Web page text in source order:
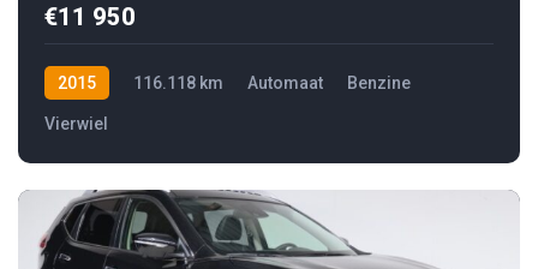
€11 950
2015 116.118 km Automaat Benzine
Vierwiel